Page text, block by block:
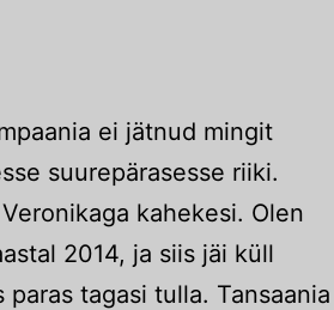
ei jätnud mingit
suurepärasesse riiki.
kahekesi. Olen
2014, ja siis jäi küll
tagasi tulla. Tansaania